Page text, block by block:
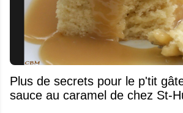
Plus de secrets pour le p'tit
sauce au caramel de chez St-